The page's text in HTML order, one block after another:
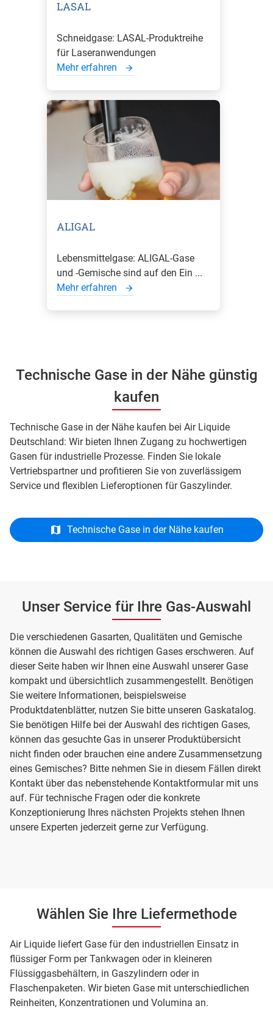
LASAL
Schneidgase: LASAL-Produktreihe
für Laseranwendungen
Mehr erfahren
ALIGAL
Lebensmittelgase: ALIGAL-Gase
und -Gemische sind auf den Ein ...
Mehr erfahren
Technische Gase in der Nähe günstig
kaufen
Technische Gase in der Nähe kaufen bei Air Liquide
Deutschland: Wir bieten Ihnen Zugang zu hochwertigen
Gasen für industrielle Prozesse. Finden Sie lokale
Vertriebspartner und profitieren Sie von zuverlässigem
Service und flexiblen Lieferoptionen für Gaszylinder.
Technische Gase in der Nähe kaufen
Unser Service für Ihre Gas-Auswahl
Die verschiedenen Gasarten, Qualitäten und Gemische
können die Auswahl des richtigen Gases erschweren. Auf
dieser Seite haben wir Ihnen eine Auswahl unserer Gase
kompakt und übersichtlich zusammengestellt. Benötigen
Sie weitere Informationen, beispielsweise
Produktdatenblätter, nutzen Sie bitte unseren Gaskatalog.
Sie benötigen Hilfe bei der Auswahl des richtigen Gases,
können das gesuchte Gas in unserer Produktübersicht
nicht finden oder brauchen eine andere Zusammensetzung
eines Gemisches? Bitte nehmen Sie in diesem Fällen direkt
Kontakt über das nebenstehende Kontaktformular mit uns
auf. Für technische Fragen oder die konkrete
Konzeptionierung Ihres nächsten Projekts stehen Ihnen
unsere Experten jederzeit gerne zur Verfügung.
Wählen Sie Ihre Liefermethode
Air Liquide liefert Gase für den industriellen Einsatz in
flüssiger Form per Tankwagen oder in kleineren
Flüssiggasbehältern, in Gaszylindern oder in
Flaschenpaketen. Wir bieten Gase mit unterschiedlichen
Reinheiten, Konzentrationen und Volumina an.